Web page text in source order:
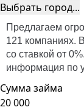
Выбрать город...
Предлагаем
121 компаниях.
со ставкой от
информация по
Сумма займа